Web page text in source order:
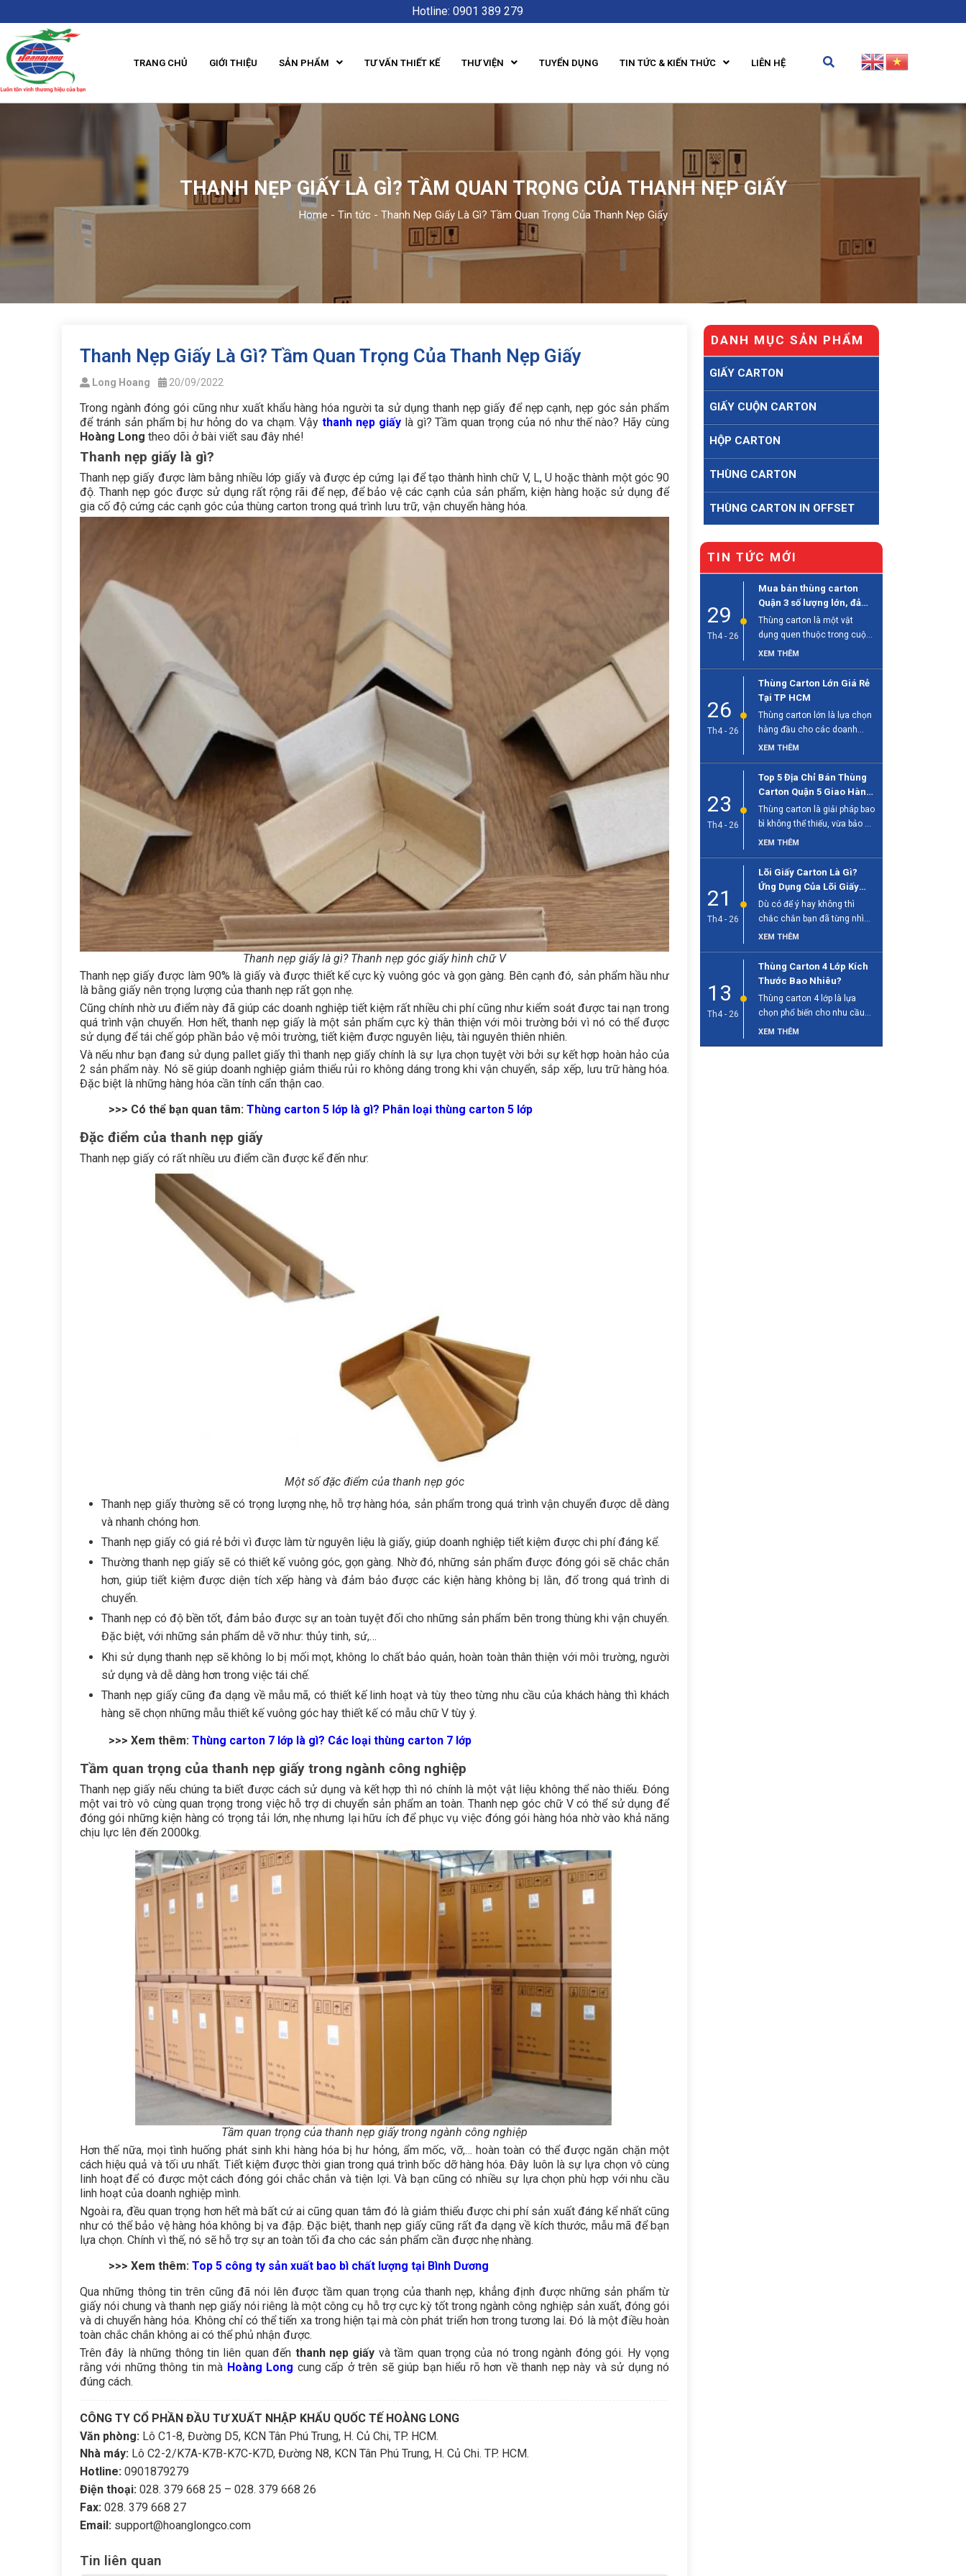
Hotline: 0901 389 279
TRANG CHỦ GIỚI THIỆU SẢN PHẨM TƯ VẤN THIẾT KẾ THƯ VIỆN TUYỂN DỤNG TIN TỨC & KIẾN THỨC LIÊN HỆ
THANH NẸP GIẤY LÀ GÌ? TẦM QUAN TRỌNG CỦA THANH NẸP GIẤY
Home - Tin tức- Thanh Nẹp Giấy Là Gì? Tầm Quan Trọng Của Thanh Nẹp Giấy
Thanh Nẹp Giấy Là Gì? Tầm Quan Trọng Của Thanh Nẹp Giấy
Long Hoang 20/09/2022
Trong ngành đóng gói cũng như xuất khẩu hàng hóa người ta sử dụng thanh nẹp giấy để nẹp cạnh, nẹp góc sản phẩm
để tránh sản phẩm bị hư hỏng do va chạm. Vậythanh nẹp giấylà gì? Tầm quan trọng của nó như thế nào? Hãy cùng
Hoàng Long theo dõi ở bài viết sau đây nhé!
Thanh nẹp giấy là gì?
Thanh nẹp giấy được làm bằng nhiều lớp giấy và được ép cứng lại để tạo thành hình chữ V, L, U hoặc thành một góc 90
độ. Thanh nẹp góc được sử dụng rất rộng rãi để nẹp, để bảo vệ các cạnh của sản phẩm, kiện hàng hoặc sử dụng để
gia cố độ cứng các cạnh góc của thùng carton trong quá trình lưu trữ, vận chuyển hàng hóa.
Thanh nẹp giấy là gì? Thanh nẹp góc giấy hình chữ V
Thanh nẹp giấy được làm 90% là giấy và được thiết kế cực kỳ vuông góc và gọn gàng. Bên cạnh đó, sản phẩm hầu như
là bằng giấy nên trọng lượng của thanh nẹp rất gọn nhẹ.
Cũng chính nhờ ưu điểm này đã giúp các doanh nghiệp tiết kiệm rất nhiều chi phí cũng như kiểm soát được tai nạn trong
quá trình vận chuyển. Hơn hết, thanh nẹp giấy là một sản phẩm cực kỳ thân thiện với môi trường bởi vì nó có thể được
sử dụng để tái chế góp phần bảo vệ môi trường, tiết kiệm được nguyên liệu, tài nguyên thiên nhiên.
Và nếu như bạn đang sử dụng pallet giấy thì thanh nẹp giấy chính là sự lựa chọn tuyệt vời bởi sự kết hợp hoàn hảo của
2 sản phẩm này. Nó sẽ giúp doanh nghiệp giảm thiểu rủi ro không dáng trong khi vận chuyển, sắp xếp, lưu trữ hàng hóa.
Đặc biệt là những hàng hóa cần tính cẩn thận cao.
>>> Có thể bạn quan tâm: Thùng carton 5 lớp là gì? Phân loại thùng carton 5 lớp
Đặc điểm của thanh nẹp giấy
Thanh nẹp giấy có rất nhiều ưu điểm cần được kể đến như:
Một số đặc điểm của thanh nẹp góc
Thanh nẹp giấy thường sẽ có trọng lượng nhẹ, hỗ trợ hàng hóa, sản phẩm trong quá trình vận chuyển được dễ dàng
và nhanh chóng hơn.
Thanh nẹp giấy có giá rẻ bởi vì được làm từ nguyên liệu là giấy, giúp doanh nghiệp tiết kiệm được chi phí đáng kể.
Thường thanh nẹp giấy sẽ có thiết kế vuông góc, gọn gàng. Nhờ đó, những sản phẩm được đóng gói sẽ chắc chắn
hơn, giúp tiết kiệm được diện tích xếp hàng và đảm bảo được các kiện hàng không bị lằn, đổ trong quá trình di
chuyển.
Thanh nẹp có độ bền tốt, đảm bảo được sự an toàn tuyệt đối cho những sản phẩm bên trong thùng khi vận chuyển.
Đặc biệt, với những sản phẩm dễ vỡ như: thủy tinh, sứ,…
Khi sử dụng thanh nẹp sẽ không lo bị mối mọt, không lo chất bảo quản, hoàn toàn thân thiện với môi trường, người
sử dụng và dễ dàng hơn trong việc tái chế.
Thanh nẹp giấy cũng đa dạng về mẫu mã, có thiết kế linh hoạt và tùy theo từng nhu cầu của khách hàng thì khách
hàng sẽ chọn những mẫu thiết kế vuông góc hay thiết kế có mẫu chữ V tùy ý.
>>> Xem thêm: Thùng carton 7 lớp là gì? Các loại thùng carton 7 lớp
Tầm quan trọng của thanh nẹp giấy trong ngành công nghiệp
Thanh nẹp giấy nếu chúng ta biết được cách sử dụng và kết hợp thì nó chính là một vật liệu không thể nào thiếu. Đóng
một vai trò vô cùng quan trọng trong việc hỗ trợ di chuyển sản phẩm an toàn. Thanh nẹp góc chữ V có thể sử dụng để
đóng gói những kiện hàng có trọng tải lớn, nhẹ nhưng lại hữu ích để phục vụ việc đóng gói hàng hóa nhờ vào khả năng
chịu lực lên đến 2000kg.
Tầm quan trọng của thanh nẹp giấy trong ngành công nghiệp
Hơn thế nữa, mọi tình huống phát sinh khi hàng hóa bị hư hỏng, ẩm mốc, vỡ,… hoàn toàn có thể được ngăn chặn một
cách hiệu quả và tối ưu nhất. Tiết kiệm được thời gian trong quá trình bốc dỡ hàng hóa. Đây luôn là sự lựa chọn vô cùng
linh hoạt để có được một cách đóng gói chắc chắn và tiện lợi. Và bạn cũng có nhiều sự lựa chọn phù hợp với nhu cầu
linh hoạt của doanh nghiệp mình.
Ngoài ra, đều quan trọng hơn hết mà bất cứ ai cũng quan tâm đó là giảm thiểu được chi phí sản xuất đáng kể nhất cũng
như có thể bảo vệ hàng hóa không bị va đập. Đặc biệt, thanh nẹp giấy cũng rất đa dạng về kích thước, mẫu mã để bạn
lựa chọn. Chính vì thế, nó sẽ hỗ trợ sự an toàn tối đa cho các sản phẩm cần được nhẹ nhàng.
>>> Xem thêm: Top 5 công ty sản xuất bao bì chất lượng tại Bình Dương
Qua những thông tin trên cũng đã nói lên được tầm quan trọng của thanh nẹp, khẳng định được những sản phẩm từ
giấy nói chung và thanh nẹp giấy nói riêng là một công cụ hỗ trợ cực kỳ tốt trong ngành công nghiệp sản xuất, đóng gói
và di chuyển hàng hóa. Không chỉ có thể tiến xa trong hiện tại mà còn phát triển hơn trong tương lai. Đó là một điều hoàn
toàn chắc chắn không ai có thể phủ nhận được.
Trên đây là những thông tin liên quan đến thanh nẹp giấy và tầm quan trọng của nó trong ngành đóng gói. Hy vọng
rằng với những thông tin mà Hoàng Long cung cấp ở trên sẽ giúp bạn hiểu rõ hơn về thanh nẹp này và sử dụng nó
đúng cách.
CÔNG TY CỔ PHẦN ĐẦU TƯ XUẤT NHẬP KHẨU QUỐC TẾ HOÀNG LONG
Văn phòng: Lô C1-8, Đường D5, KCN Tân Phú Trung, H. Củ Chi, TP. HCM.
Nhà máy: Lô C2-2/K7A-K7B-K7C-K7D, Đường N8, KCN Tân Phú Trung, H. Củ Chi. TP. HCM.
Hotline: 0901879279
Điện thoại: 028. 379 668 25 – 028. 379 668 26
Fax: 028. 379 668 27
Email: support@hoanglongco.com
Tin liên quan
DANH MỤC SẢN PHẨM
GIẤY CARTON
GIẤY CUỘN CARTON
HỘP CARTON
THÙNG CARTON
THÙNG CARTON IN OFFSET
TIN TỨC MỚI
29
Th4 - 26
Mua bán thùng carton
Quận 3 số lượng lớn, đảm
bảo chất lượng
Thùng carton là một vật
dụng quen thuộc trong cuộc
sống hiện đại, đặc biệt quan
XEM THÊM
26
Th4 - 26
Thùng Carton Lớn Giá Rẻ
Tại TP HCM
Thùng carton lớn là lựa chọn
hàng đầu cho các doanh
nghiệp cần đóng gói hàng [...]
XEM THÊM
23
Th4 - 26
Top 5 Địa Chỉ Bán Thùng
Carton Quận 5 Giao Hàng
Tận Nơi
Thùng carton là giải pháp bao
bì không thể thiếu, vừa bảo vệ
sản phẩm, vừa [...]
XEM THÊM
21
Th4 - 26
Lõi Giấy Carton Là Gì?
Ứng Dụng Của Lõi Giấy
Trong Công Nghiệp
Dù có để ý hay không thì
chắc chắn bạn đã từng nhìn
thấy lõi giấy [...]
XEM THÊM
13
Th4 - 26
Thùng Carton 4 Lớp Kích
Thước Bao Nhiêu?
Thùng carton 4 lớp là lựa
chọn phổ biến cho nhu cầu
đóng gói và vận [...]
XEM THÊM